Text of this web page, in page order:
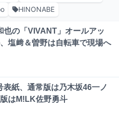
HINONABE
也の「VIVANT」オールアッ
塩﨑＆曽野は自転車で現場へ
表紙、通常版は乃木坂46一ノ
はM!LK佐野勇斗